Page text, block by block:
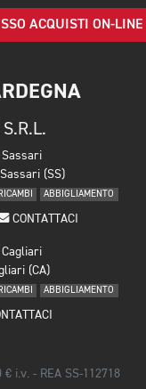
ACQUISTI ON-LINE
Sassari
(SS)
RICAMBI ABBIGLIAMENTO
CONTATTACI
Cagliari
(CA)
RICAMBI ABBIGLIAMENTO
i.v. - REA SS-112718